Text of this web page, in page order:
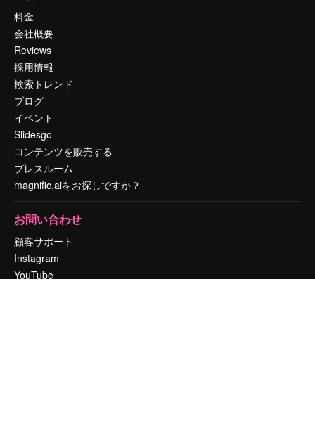
料金
会社概要
Reviews
採用情報
検索トレンド
ブログ
イベント
Slidesgo
コンテンツを販売する
プレスルーム
magnific.aiをお探しですか？
お問い合わせ
顧客サポート
Instagram
YouTube